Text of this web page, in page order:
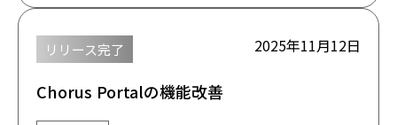
リリース完了 2025年11月12日
Chorus Portalの機能改善